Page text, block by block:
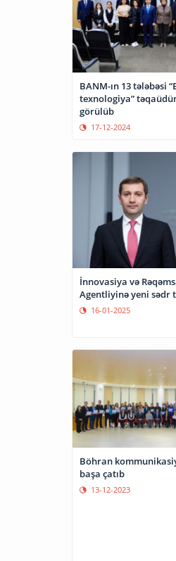
BANM-ın 13 tələbəsi
texnologiya”
görülüb
17-12-2024
İnnovasiya və
Agentliyinə yeni sədr
16-01-2025
Böhran
başa çatıb
13-12-2023